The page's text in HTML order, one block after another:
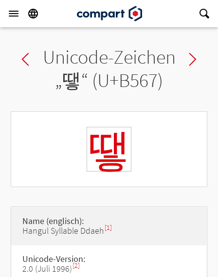
Previous char
Unicode-Zeichen
„땧“ (U+B567)
땧
Name (englisch):
Hangul Syllable Ddaeh [1]
Unicode-Version:
2.0 (Juli 1996)[2]